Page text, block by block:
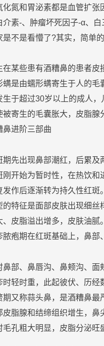
化氮和胃泌素都是血管扩张
介素-、肿瘤坏死因子-α、
是不是看懵了?其实，简单
在某些患有酒糟鼻的患者皮
螨是由蠕形螨寄生于人的毛
生于超过30岁以上的成人
被寄生的毛囊胀大，皮脂腺
鼻进阶三部曲
期先出现鼻部潮红，后累及
刚开始为暂时性，在热饮和
发作后逐渐转为持久性红斑。
的特征是面部皮肤出现细丝
、皮脂溢出增多， 皮肤油腻
脓疱期在红斑基础上，鼻部
鼻部、鼻唇沟、鼻颊沟、面
时轻时重，此起彼伏、历经
期又称蒜头鼻，是酒糟鼻最
皮脂腺和结缔组织增生，鼻
毛孔粗大明显，皮脂分泌